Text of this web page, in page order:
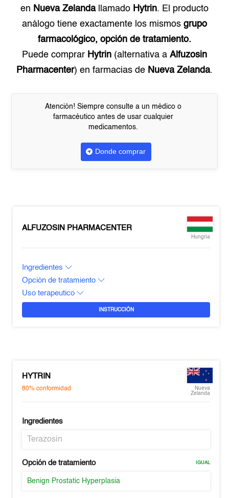
en Nueva Zelandallamado Hytrin. El producto
análogo tiene exactamente los mismos grupo
farmacológico, opción de tratamiento.
Puede comprar Hytrin (alternativa a Alfuzosin
Pharmacenter) en farmacias de Nueva Zelanda.
Atención! Siempre consulte a un médico o
farmacéutico antes de usar cualquier
medicamentos.
Donde comprar
ALFUZOSIN PHARMACENTER
Hungría
Ingredientes
Opción de tratamiento
Uso terapeutico
INSTRUCCIÓN
HYTRIN
80%conformidad
Nueva
Zelanda
Ingredientes
Terazosin
Opción de tratamiento IGUAL
Benign Prostatic Hyperplasia